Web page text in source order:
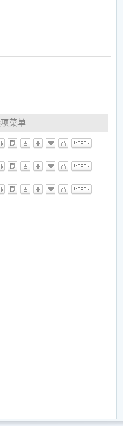
菜单
歌 下 播 藏 标
更多
歌 下 播 藏 标
更多
歌 下 播 藏 标 更多